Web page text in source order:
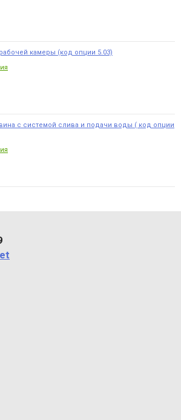
камеры (код опции 5.03)
с системой слива и подачи воды ( код опции